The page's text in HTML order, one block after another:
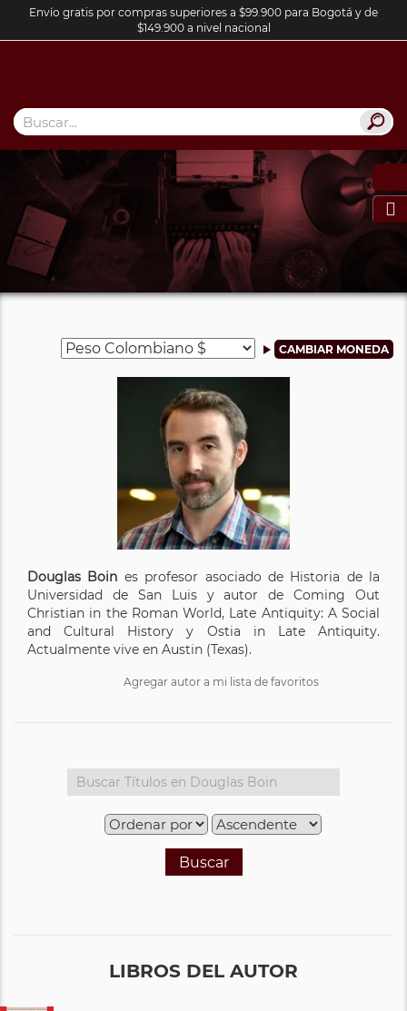
Envío gratis por compras superiores a $99.900 para Bogotá y de
$149.900 a nivel nacional

Douglas Boin es profesor asociado de Historia de la
Universidad de San Luis y autor de Coming Out
Christian in the Roman World, Late Antiquity: A Social
and Cultural History y Ostia in Late Antiquity.
Actualmente vive en Austin (Texas).
Agregar autor a mi lista de favoritos
Buscar
LIBROS DEL AUTOR